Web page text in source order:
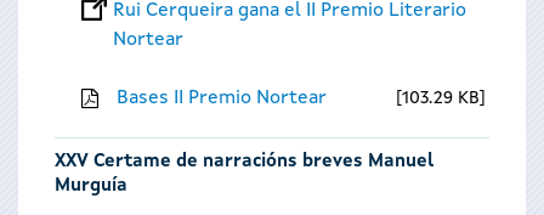
Rui Cerqueira gana el II Premio Literario
Nortear
Bases II Premio Nortear 103.29 KB
XXV Certame de narracións breves Manuel
Murguía